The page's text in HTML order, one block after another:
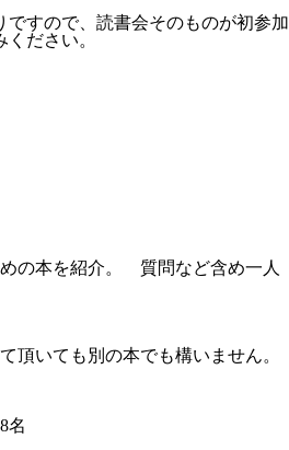
ですので、読書会そのものが初参加
ださい。
めの本を紹介。 質問など含め一人
頂いても別の本でも構いません。
名